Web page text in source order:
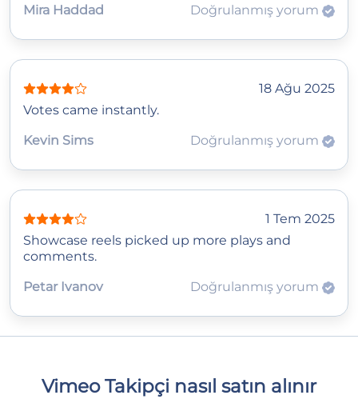
Mira Haddad
Doğrulanmış yorum
18 Ağu 2025
Votes came instantly.
Kevin Sims
Doğrulanmış yorum
1 Tem 2025
Showcase reels picked up more plays and
comments.
Petar Ivanov
Doğrulanmış yorum
Vimeo Takipçi nasıl satın alınır